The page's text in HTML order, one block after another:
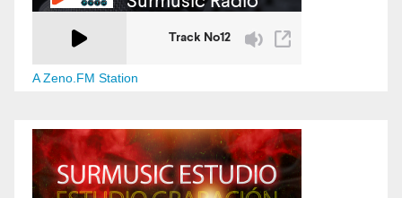
A Zeno.FM Station